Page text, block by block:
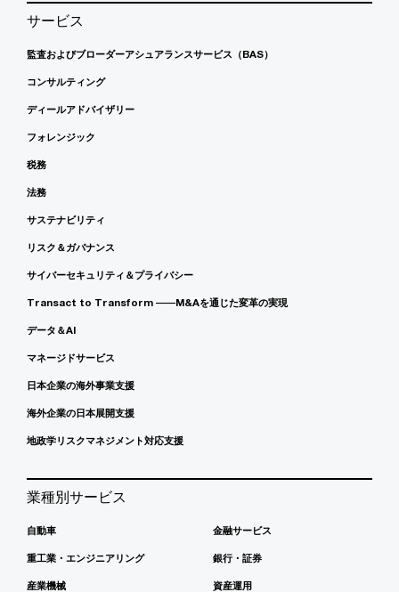
サービス
監査およびブローダーアシュアランスサービス（BAS）
コンサルティング
ディールアドバイザリー
フォレンジック
税務
法務
サステナビリティ
リスク＆ガバナンス
サイバーセキュリティ＆プライバシー
Transact to Transform ――M&Aを通じた変革の実現
データ＆AI
マネージドサービス
日本企業の海外事業支援
海外企業の日本展開支援
地政学リスクマネジメント対応支援
業種別サービス
自動車
重工業・エンジニアリング
産業機械
金融サービス
銀行・証券
資産運用